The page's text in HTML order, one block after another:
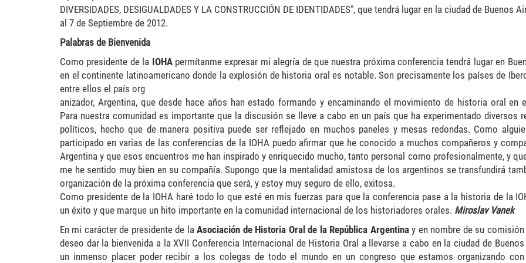
DIVERSIDADES, DESIGUALDADES Y LA CONSTRUCCIÓN DE IDENTIDADES", que tendrá lugar en la ciudad de Buenos
al 7 de Septiembre de 2012.
Palabras de Bienvenida
Como presidente de la IOHA permítanme expresar mi alegría de que nuestra próxima conferencia tendrá lugar en
en el continente latinoamericano donde la explosión de historia oral es notable. Son precisamente los países de
entre ellos el país org
anizador, Argentina, que desde hace años han estado formando y encaminando el movimiento de historia oral en
Para nuestra comunidad es importante que la discusión se lleve a cabo en un país que ha experimentado diversos
políticos, hecho que de manera positiva puede ser reflejado en muchos paneles y mesas redondas. Como
participado en varias de las conferencias de la IOHA puedo afirmar que he conocido a muchos compañeros y
Argentina y que esos encuentros me han inspirado y enriquecido mucho, tanto personal como profesionalmente, y
me he sentido muy bien en su compañía. Supongo que la mentalidad amistosa de los argentinos se transfundirá
organización de la próxima conferencia que será, y estoy muy seguro de ello, exitosa.
Como presidente de la IOHA haré todo lo que esté en mis fuerzas para que la conferencia pase a la historia de la
un éxito y que marque un hito importante en la comunidad internacional de los historiadores orales. Miroslav Vanek
En mi carácter de presidente de laAsociación de Historia Oral de la República Argentinay en nombre de su comisión
deseo dar la bienvenida a la XVII Conferencia Internacional de Historia Oral a llevarse a cabo en la ciudad de
un inmenso placer poder recibir a los colegas de todo el mundo en un congreso que estamos organizando con